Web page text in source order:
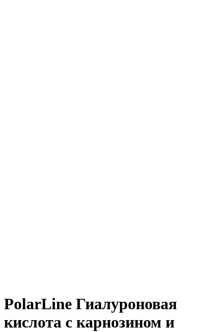
PolarLine Гиалуроновая
кислота с карнозином и